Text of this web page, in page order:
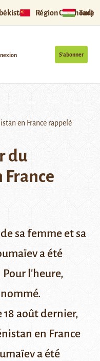
Région Ouïghoure
S’abonner
en France rappelé
du
sa femme et sa
a été
l'heure,
18 août dernier,
en France
a été